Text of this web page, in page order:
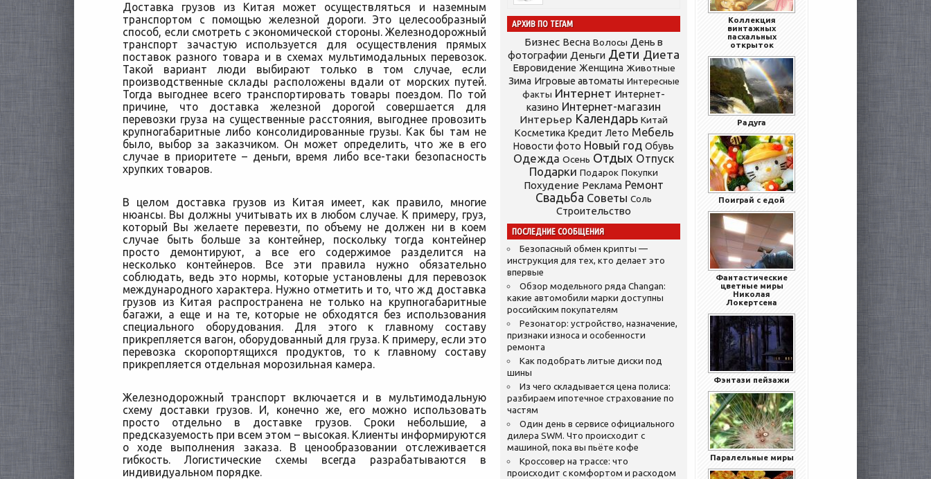
Доставка грузов из Китая может осуществляться и наземным
транспортом с помощью железной дороги. Это целесообразный
способ, если смотреть с экономической стороны. Железнодорожный
транспорт зачастую используется для осуществления прямых
поставок разного товара и в схемах мультимодальных перевозок.
Такой вариант люди выбирают только в том случае, если
производственные склады расположены вдали от морских путей.
Тогда выгоднее всего транспортировать товары поездом. По той
причине, что доставка железной дорогой совершается для
перевозки груза на существенные расстояния, выгоднее провозить
крупногабаритные либо консолидированные грузы. Как бы там не
было, выбор за заказчиком. Он может определить, что же в его
случае в приоритете – деньги, время либо все-таки безопасность
хрупких товаров.
В целом доставка грузов из Китая имеет, как правило, многие
нюансы. Вы должны учитывать их в любом случае. К примеру, груз,
который Вы желаете перевезти, по объему не должен ни в коем
случае быть больше за контейнер, поскольку тогда контейнер
просто демонтируют, а все его содержимое разделится на
несколько контейнеров. Все эти правила нужно обязательно
соблюдать, ведь это нормы, которые установлены для перевозок
международного характера. Нужно отметить и то, что жд доставка
грузов из Китая распространена не только на крупногабаритные
багажи, а еще и на те, которые не обходятся без использования
специального оборудования. Для этого к главному составу
прикрепляется вагон, оборудованный для груза. К примеру, если это
перевозка скоропортящихся продуктов, то к главному составу
прикрепляется отдельная морозильная камера.
Железнодорожный транспорт включается и в мультимодальную
схему доставки грузов. И, конечно же, его можно использовать
просто отдельно в доставке грузов. Сроки небольшие, а
предсказуемость при всем этом – высокая. Клиенты информируются
о ходе выполнения заказа. В ценообразовании отслеживается
гибкость. Логистические схемы всегда разрабатываются в
индивидуальном порядке.
АРХИВ ПО ТЕГАМ
Бизнес Весна Волосы День в
фотографии Деньги Дети Диета
Евровидение Женщина Животные
Зима Игровые автоматы Интересные
факты Интернет Интернет-
казино Интернет-магазин
Интерьер Календарь Китай
Косметика Кредит Лето Мебель
Новости фото Новый год Обувь
Одежда Осень Отдых Отпуск
Подарки Подарок Покупки
Похудение Реклама Ремонт
Свадьба Советы Соль
Строительство
ПОСЛЕДНИЕ СООБЩЕНИЯ
Безопасный обмен крипты —
инструкция для тех, кто делает это
впервые
Обзор модельного ряда Changan:
какие автомобили марки доступны
российским покупателям
Резонатор: устройство, назначение,
признаки износа и особенности
ремонта
Как подобрать литые диски под
шины
Из чего складывается цена полиса:
разбираем ипотечное страхование по
частям
Один день в сервисе официального
дилера SWM. Что происходит с
машиной, пока вы пьёте кофе
Кроссовер на трассе: что
происходит с комфортом и расходом
Коллекция
винтажных
пасхальных
открыток
Радуга
Поиграй с едой
Фантастические
цветные миры
Николая
Локертсена
Фэнтази пейзажи
Паралельные миры